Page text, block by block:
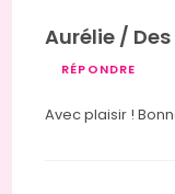
Aurélie /
RÉPONDRE
Avec plaisir !